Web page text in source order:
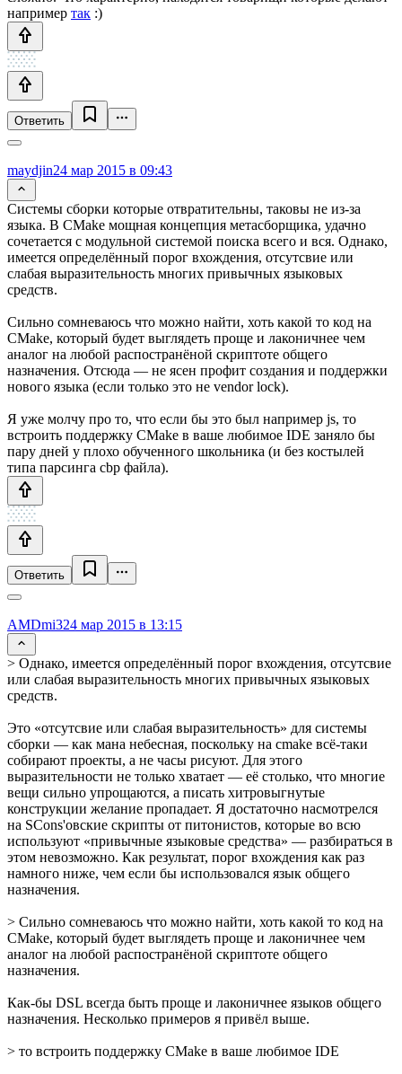
например так :)
Ответить
maydjin24 мар 2015 в 09:43
Системы сборки которые отвратительны, таковы не из-за
языка. В CMake мощная концепция метасборщика, удачно
сочетается с модульной системой поиска всего и вся. Однако,
имеется определённый порог вхождения, отсутсвие или
слабая выразительность многих привычных языковых
средств.
Сильно сомневаюсь что можно найти, хоть какой то код на
CMake, который будет выглядеть проще и лаконичнее чем
аналог на любой распостранёной скриптоте общего
назначения. Отсюда — не ясен профит создания и поддержки
нового языка (если только это не vendor lock).
Я уже молчу про то, что если бы это был например js, то
встроить поддержку CMake в ваше любимое IDE заняло бы
пару дней у плохо обученного школьника (и без костылей
типа парсинга cbp файла).
Ответить
AMDmi324 мар 2015 в 13:15
> Однако, имеется определённый порог вхождения, отсутсвие
или слабая выразительность многих привычных языковых
средств.
Это «отсутсвие или слабая выразительность» для системы
сборки — как мана небесная, поскольку на cmake всё-таки
собирают проекты, а не часы рисуют. Для этого
выразительности не только хватает — её столько, что многие
вещи сильно упрощаются, а писать хитровыгнутые
конструкции желание пропадает. Я достаточно насмотрелся
на SCons'овские скрипты от питонистов, которые во всю
используют «привычные языковые средства» — разбираться в
этом невозможно. Как результат, порог вхождения как раз
намного ниже, чем если бы использовался язык общего
назначения.
> Сильно сомневаюсь что можно найти, хоть какой то код на
CMake, который будет выглядеть проще и лаконичнее чем
аналог на любой распостранёной скриптоте общего
назначения.
Как-бы DSL всегда быть проще и лаконичнее языков общего
назначения. Несколько примеров я привёл выше.
> то встроить поддержку CMake в ваше любимое IDE